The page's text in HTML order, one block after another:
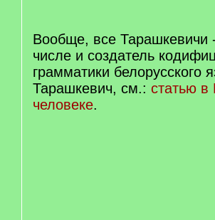
Вообще, все Тарашкевичи
числе и создатель
грамматики белорусского
Тарашкевич, см.: статью в
человеке.